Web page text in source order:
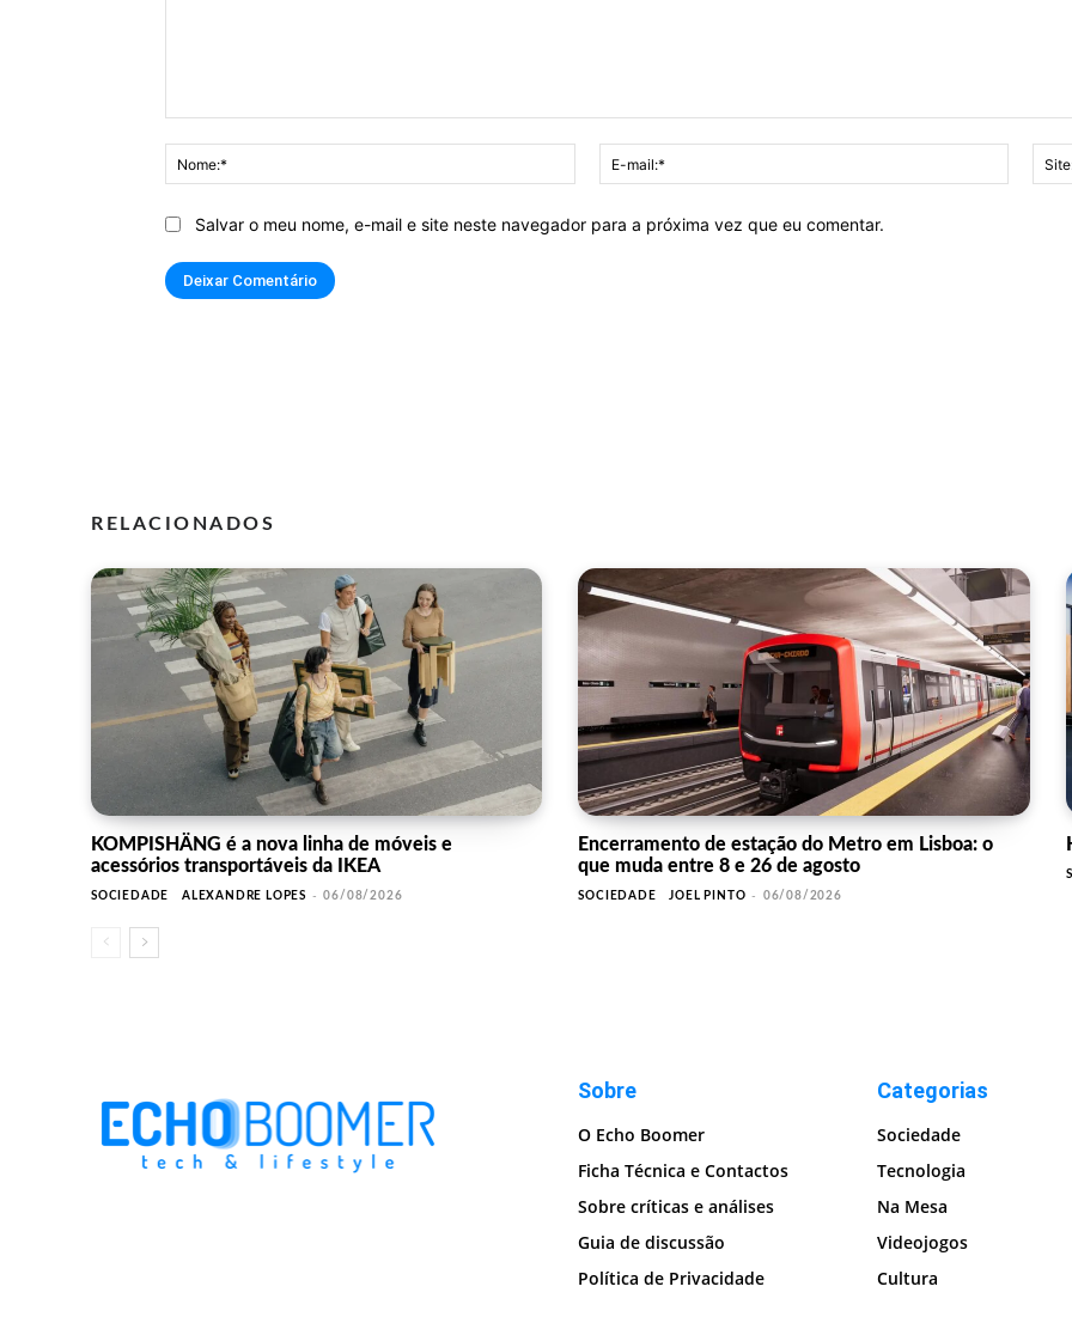
Nome:*
mail:*
Salvar o meu nome, e-mail e site neste navegador para a próxima vez que eu comentar.
RELACIONADOS
KOMPISHÄNG é a nova linha de móveis e
acessórios transportáveis da IKEA
SOCIEDADE ALEXANDRE LOPES - 06/08/2026
Encerramento de estação do Metro em Lisboa: o
que muda entre 8 e 26 de agosto
SOCIEDADE JOEL PINTO - 06/08/2026
Sobre
O Echo Boomer
Ficha Técnica e Contactos
Sobre críticas e análises
Guia de discussão
Política de Privacidade
Categorias
Sociedade
Tecnologia
Na Mesa
Videojogos
Cultura